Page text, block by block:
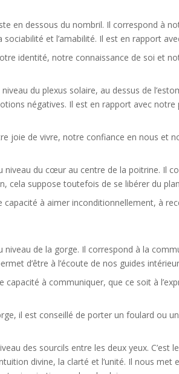
en dessous du nombril. Il correspond à
sociabilité et l’amabilité. Il est en rapport
identité, notre connaissance de soi et
du plexus solaire, au dessus de
négatives. Il est en rapport avec
joie de vivre, notre confiance en nous
du cœur au centre de la poitrine. Il
cela suppose toutefois de se libérer du
à aimer inconditionnellement, à
niveau de la gorge. Il correspond à la
d’être à l’écoute de nos guides
capacité à communiquer, que ce soit à
il est conseillé de porter un foulard ou
des sourcils entre les deux yeux.
divine, la clarté et l’unité. Il nous